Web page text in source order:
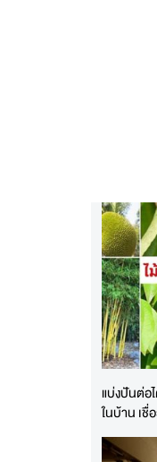
แบ่งปันต่อ
ในบ้าน เ